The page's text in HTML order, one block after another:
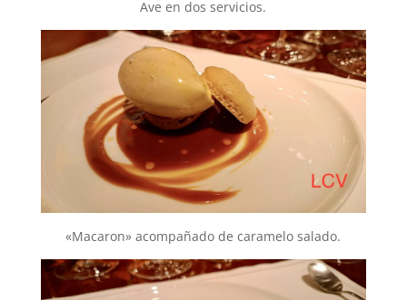
Ave en dos servicios.
«Macaron» acompañado de caramelo salado.